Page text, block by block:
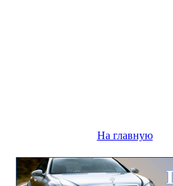
На главную